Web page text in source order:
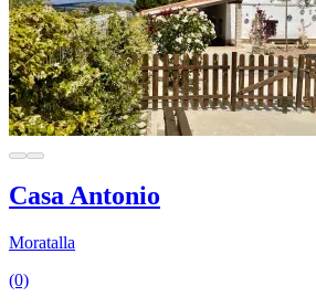
Casa Antonio
Moratalla
(0)